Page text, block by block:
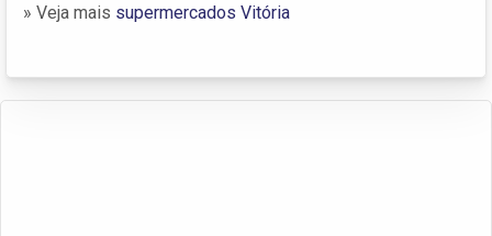
» Veja mais supermercados Vitória